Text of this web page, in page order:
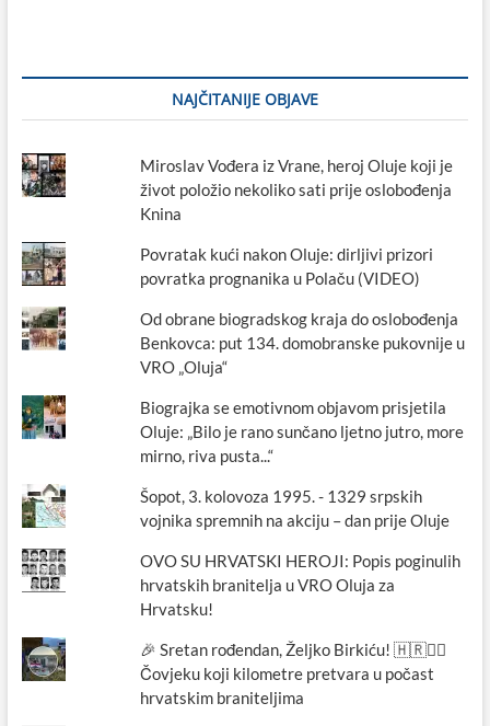
NAJČITANIJE OBJAVE
Miroslav Vođera iz Vrane, heroj Oluje koji je
život položio nekoliko sati prije oslobođenja
Knina
Povratak kući nakon Oluje: dirljivi prizori
povratka prognanika u Polaču (VIDEO)
Od obrane biogradskog kraja do oslobođenja
Benkovca: put 134. domobranske pukovnije u
VRO „Oluja“
Biograjka se emotivnom objavom prisjetila
Oluje: „Bilo je rano sunčano ljetno jutro, more
mirno, riva pusta...“
Šopot, 3. kolovoza 1995. - 1329 srpskih
vojnika spremnih na akciju – dan prije Oluje
OVO SU HRVATSKI HEROJI: Popis poginulih
hrvatskih branitelja u VRO Oluja za
Hrvatsku!
🎉 Sretan rođendan, Željko Birkiću! 🇭🇷🏃‍♂️
Čovjeku koji kilometre pretvara u počast
hrvatskim braniteljima